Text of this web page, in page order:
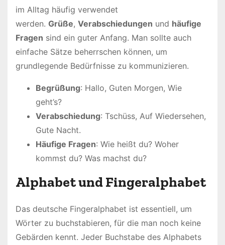
im Alltag häufig verwendet
werden. Grüße, Verabschiedungen und häufige
Fragen sind ein guter Anfang. Man sollte auch
einfache Sätze beherrschen können, um
grundlegende Bedürfnisse zu kommunizieren.
Begrüßung: Hallo, Guten Morgen, Wie
geht’s?
Verabschiedung: Tschüss, Auf Wiedersehen,
Gute Nacht.
Häufige Fragen: Wie heißt du? Woher
kommst du? Was machst du?
Alphabet und Fingeralphabet
Das deutsche Fingeralphabet ist essentiell, um
Wörter zu buchstabieren, für die man noch keine
Gebärden kennt. Jeder Buchstabe des Alphabets